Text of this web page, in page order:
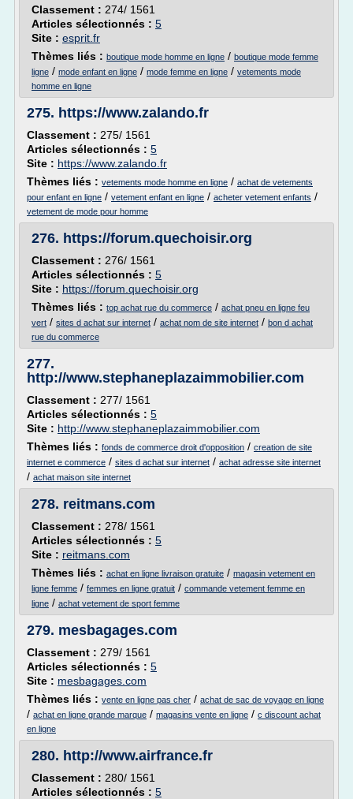
Classement : 274/ 1561
Articles sélectionnés : 5
Site : esprit.fr
Thèmes liés : boutique mode homme en ligne / boutique mode femme
ligne / mode enfant en ligne / mode femme en ligne / vetements mode
homme en ligne
275. https://www.zalando.fr
Classement : 275/ 1561
Articles sélectionnés : 5
Site : https://www.zalando.fr
Thèmes liés : vetements mode homme en ligne / achat de vetements
pour enfant en ligne / vetement enfant en ligne / acheter vetement enfants /
vetement de mode pour homme
276. https://forum.quechoisir.org
Classement : 276/ 1561
Articles sélectionnés : 5
Site : https://forum.quechoisir.org
Thèmes liés : top achat rue du commerce / achat pneu en ligne feu
vert / sites d achat sur internet / achat nom de site internet / bon d achat
rue du commerce
277.
http://www.stephaneplazaimmobilier.com
Classement : 277/ 1561
Articles sélectionnés : 5
Site : http://www.stephaneplazaimmobilier.com
Thèmes liés : fonds de commerce droit d'opposition / creation de site
internet e commerce / sites d achat sur internet / achat adresse site internet
/ achat maison site internet
278. reitmans.com
Classement : 278/ 1561
Articles sélectionnés : 5
Site : reitmans.com
Thèmes liés : achat en ligne livraison gratuite / magasin vetement en
ligne femme / femmes en ligne gratuit / commande vetement femme en
ligne / achat vetement de sport femme
279. mesbagages.com
Classement : 279/ 1561
Articles sélectionnés : 5
Site : mesbagages.com
Thèmes liés : vente en ligne pas cher / achat de sac de voyage en ligne
/ achat en ligne grande marque / magasins vente en ligne / c discount achat
en ligne
280. http://www.airfrance.fr
Classement : 280/ 1561
Articles sélectionnés : 5